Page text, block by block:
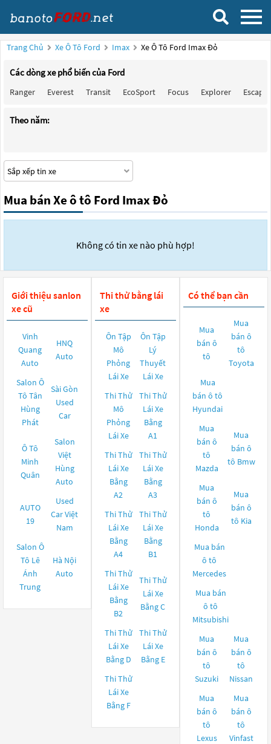
Trang Chủ Xe Ô Tô Ford Imax Xe Ô Tô Ford Imax Đỏ
Các dòng xe phổ biến của Ford
Ranger Everest Transit EcoSport Focus Explorer Escape
Theo năm:
Mua bán Xe ô tô Ford Imax Đỏ
Không có tin xe nào phù hợp!
Giới thiệu sanlon
xe cũ
Vinh
Quang
Auto
HNQ
Auto
Salon Ô
Tô Tân
Hùng
Phát
Sài Gòn
Used
Car
Ô Tô
Minh
Quân
Salon
Việt
Hùng
Auto
AUTO
19
Used
Car Việt
Nam
Salon Ô
Tô Lê
Ánh
Trung
Hà Nội
Auto
Thi thử bằng lái
xe
Ôn Tập
Mô
Phỏng
Lái Xe
Ôn Tập
Lý
Thuyết
Lái Xe
Thi Thử
Mô
Phỏng
Lái Xe
Thi Thử
Lái Xe
Bằng
A1
Thi Thử
Lái Xe
Bằng
A2
Thi Thử
Lái Xe
Bằng
A3
Thi Thử
Lái Xe
Bằng
A4
Thi Thử
Lái Xe
Bằng
B1
Thi Thử
Lái Xe
Bằng
B2
Thi Thử
Lái Xe
Bằng C
Thi Thử
Lái Xe
Bằng D
Thi Thử
Lái Xe
Bằng E
Thi Thử
Lái Xe
Bằng F
Có thể bạn cần
Mua
bán ô
tô
Mua
bán ô
tô
Toyota
Mua
bán ô tô
Hyundai
Mua
bán ô
tô
Mazda
Mua
bán ô
tô Bmw
Mua
bán ô
tô
Honda
Mua
bán ô
tô Kia
Mua bán
ô tô
Mercedes
Mua bán
ô tô
Mitsubishi
Mua
bán ô
tô
Suzuki
Mua
bán ô
tô
Nissan
Mua
bán ô
tô
Lexus
Mua
bán ô
tô
Vinfast